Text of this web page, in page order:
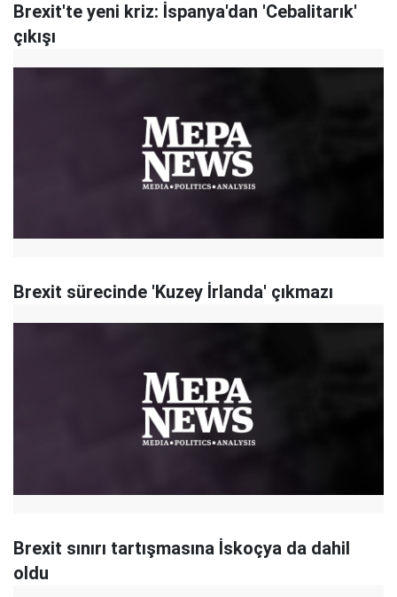
Brexit'te yeni kriz: İspanya'dan 'Cebalitarık'
çıkışı
Brexit sürecinde 'Kuzey İrlanda' çıkmazı
Brexit sınırı tartışmasına İskoçya da dahil
oldu